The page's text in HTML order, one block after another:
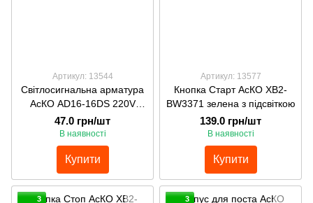
Артикул: 13544
Світлосигнальна арматура
АсКО AD16-16DS 220V
неонова зелена
47.0 грн/шт
В наявності
Купити
Артикул: 13577
Кнопка Старт АсКО ХВ2-
ВW3371 зелена з підсвіткою
139.0 грн/шт
В наявності
Купити
3 3